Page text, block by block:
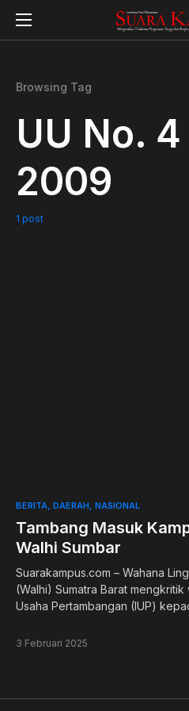
Browsing Tag
UU No.
2009
1 post
BERITA DAERAH NASIONAL
Tambang Masuk
Walhi Sumbar
Suarakampus.com – Wahana
(Walhi) Sumatra Barat
Usaha Pertambangan (IUP)
3 Februari 2025